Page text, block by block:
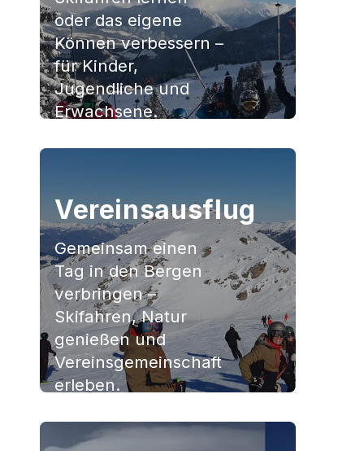
oder das eigene
Können verbessern –
für Kinder,
Jugendliche und
Erwachsene.
Vereinsausflug
Gemeinsam einen
Tag in den Bergen
verbringen –
Skifahren, Natur
genießen und
Vereinsgemeinschaft
erleben.